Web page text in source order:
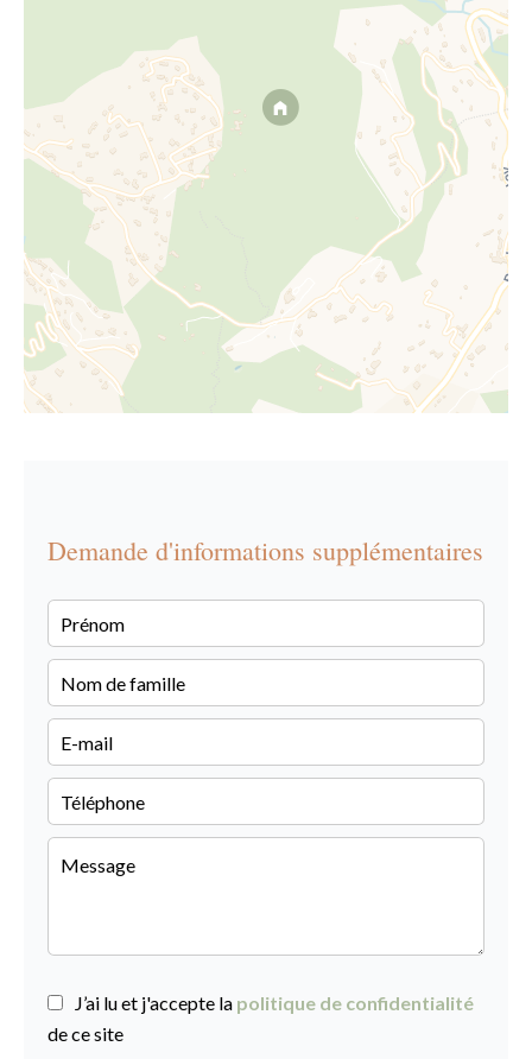
Demande d'informations supplémentaires
J’ai lu et j'accepte la politique de confidentialité
de ce site